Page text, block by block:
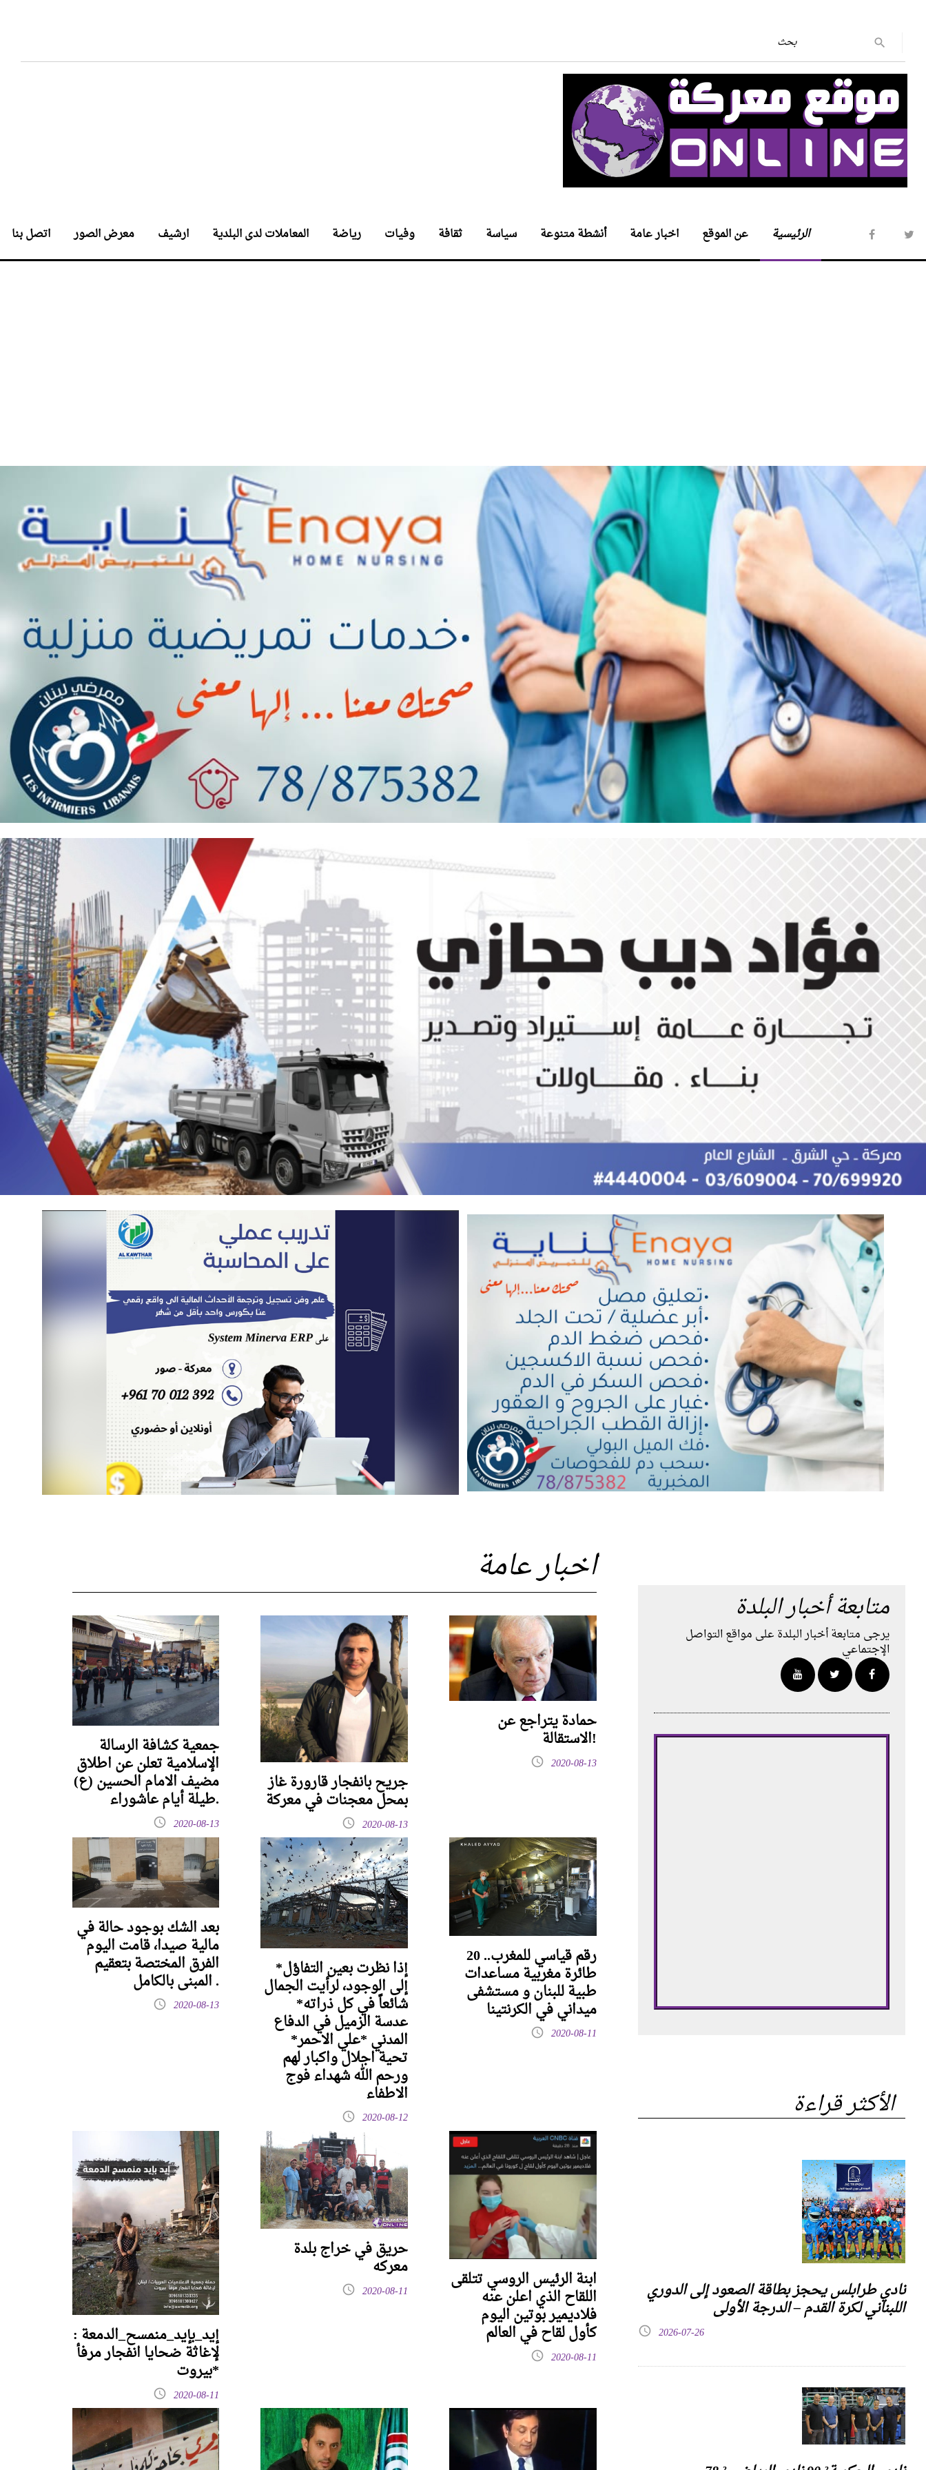
الرئيسية عن الموقع اخبار عامة أنشطة متنوعة سياسة ثقافة وفيات رياضة المعاملات لدى البلدية ارشيف معرض الصور اتصل بنا
اخبار عامة
جمعية كشافة الرسالة
الإسلامية تعلن عن اطلاق
مضيف الامام الحسين (ع)
طيلة أيام عاشوراء.
2020-08-13
جريح بانفجار قارورة غاز
بمحل معجنات في معركة
2020-08-13
حمادة يتراجع عن
الاستقالة!
2020-08-13
بعد الشك بوجود حالة في
مالية صيدا، قامت اليوم
الفرق المختصة بتعقيم
المبنى بالكامل .
2020-08-13
*إذا نظرت بعين التفاؤل
إلى الوجود، لرأيت الجمال
شائعاً في كل ذراته*
عدسة الزميل في الدفاع
المدني *علي الاحمر*
تحية اجلال واكبار لهم
ورحم الله شهداء فوج
الاطفاء
2020-08-12
رقم قياسي للمغرب.. 20
طائرة مغربية مساعدات
طبية للبنان و مستشفى
ميداني في الكرنتينا
2020-08-11
إيد_بإيد_منمسح_الدمعة :
لإغاثة ضحايا انفجار مرفأ
بيروت*
2020-08-11
حريق في خراج بلدة
معركه
2020-08-11 ابنة الرئيس الروسي تتلقى
اللقاح الذي اعلن عنه
فلاديمير بوتين اليوم
كأول لقاح في العالم
2020-08-11
متابعة أخبار البلدة
يرجى متابعة أخبار البلدة على مواقع التواصل
الإجتماعي
الأكثر قراءة
نادي طرابلس يحجز بطاقة الصعود إلى الدوري
اللبناني لكرة القدم – الدرجة الأولى
2026-07-26